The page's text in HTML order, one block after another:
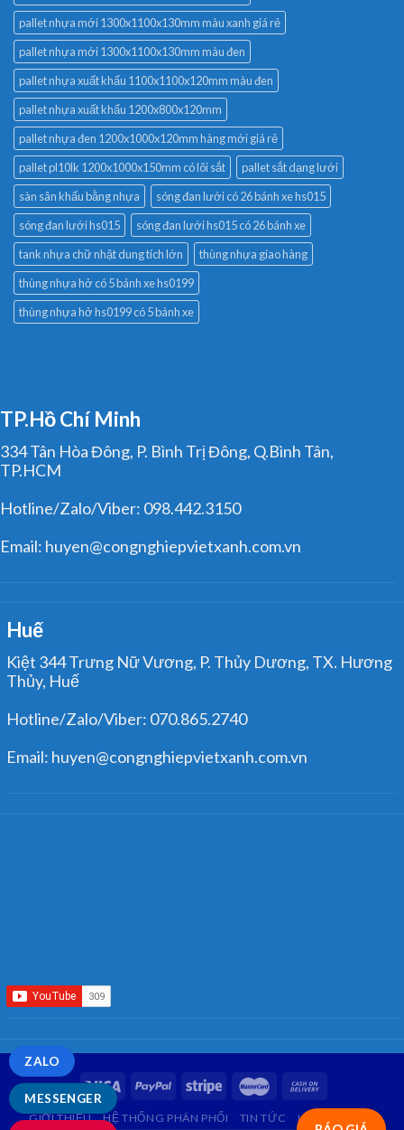
pallet nhựa mới 1300x1100x130mm màu xanh giá rẻ
pallet nhựa mới 1300x1100x130mm màu đen
pallet nhựa xuất khẩu 1100x1100x120mm màu đen
pallet nhựa xuất khẩu 1200x800x120mm
pallet nhựa đen 1200x1000x120mm hàng mới giá rẻ
pallet pl10lk 1200x1000x150mm có lõi sắt
pallet sắt dạng lưới
sàn sân khấu bằng nhựa
sóng đan lưới có 26 bánh xe hs015
sóng đan lưới hs015
sóng đan lưới hs015 có 26 bánh xe
tank nhựa chữ nhật dung tích lớn
thùng nhựa giao hàng
thùng nhựa hở có 5 bánh xe hs0199
thùng nhựa hở hs0199 có 5 bánh xe
TP.Hồ Chí Minh
334 Tân Hòa Đông, P. Bình Trị Đông, Q.Bình Tân,
TP.HCM
Hotline/Zalo/Viber: 098.442.3150
Email: huyen@congnghiepvietxanh.com.vn
Huế
Kiệt 344 Trưng Nữ Vương, P. Thủy Dương, TX. Hương
Thủy, Huế
Hotline/Zalo/Viber: 070.865.2740
Email: huyen@congnghiepvietxanh.com.vn
GIỚI THIỆU HỆ THỐNG PHÂN PHỐI TIN TỨC LIÊN HỆ
MESSENGER
ZALO